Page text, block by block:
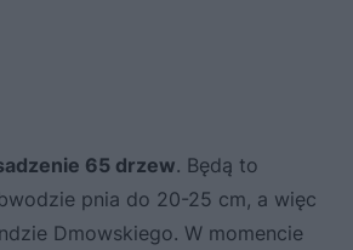
65 drzew. Będą to
pnia do 20-25 cm, a więc
Dmowskiego. W momencie